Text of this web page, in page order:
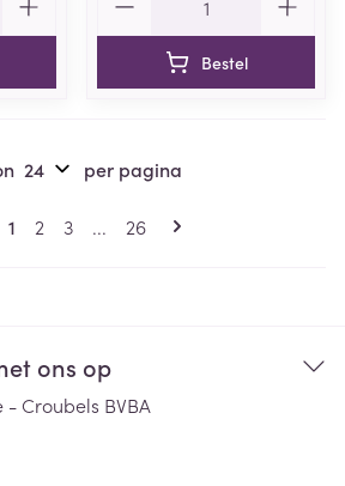
Bestel
Pagina's
U lees momenteel pagina
1 Pagina
2 Pagina
3 ... Pagina
26
per pagina
ons op
Croubels BVBA